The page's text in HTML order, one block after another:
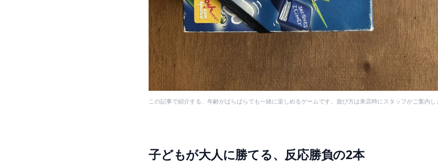
この記事で紹介する、年齢がばらばらでも一緒に楽しめるゲームです。遊び方は来店時にスタッフがご案内し
子どもが大人に勝てる、反応勝負の2本